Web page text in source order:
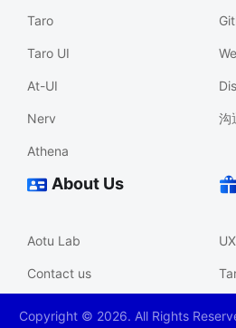
Taro
Taro UI
At-UI
Nerv
Athena
沟
About Us
Aotu Lab
Contact us
Copyright © 2026. All Rights